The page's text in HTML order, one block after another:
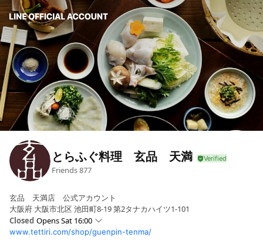
とらふぐ料理 玄品 天満
Friends877
玄品 天満店 公式アカウント
大阪府 大阪市北区 池田町8-19 第2タナカハイツ1-101
Closed Opens Sat 16:00
Sun16:00 - 22:30
www.tettiri.com/shop/guenpin-tenma/